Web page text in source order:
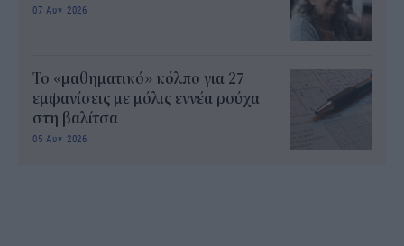
07 Αυγ 2026
Το «μαθηματικό» κόλπο για 27
εμφανίσεις με μόλις εννέα ρούχα
στη βαλίτσα
05 Αυγ 2026